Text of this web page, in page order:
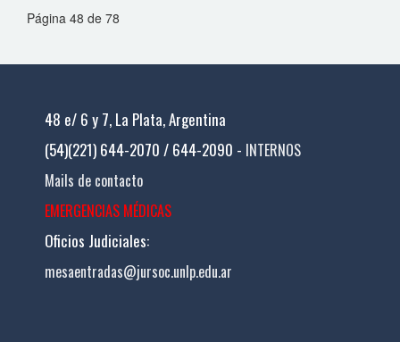
Página 48 de 78
48 e/ 6 y 7, La Plata, Argentina
(54)(221) 644-2070 / 644-2090 - INTERNOS
Mails de contacto
EMERGENCIAS MÉDICAS
Oficios Judiciales:
mesaentradas@jursoc.unlp.edu.ar